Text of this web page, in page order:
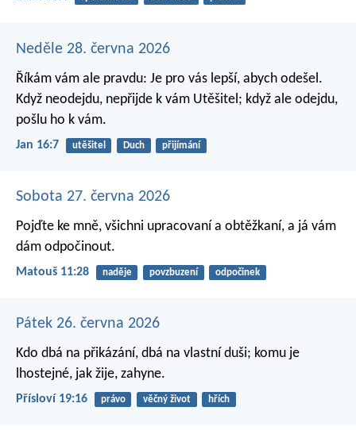
Neděle 28. června 2026
Říkám vám ale pravdu: Je pro vás lepší, abych odešel.
Když neodejdu, nepřijde k vám Utěšitel; když ale odejdu,
pošlu ho k vám.
Jan 16:7 utěšitel Duch přijímání
Sobota 27. června 2026
Pojďte ke mně, všichni upracovaní a obtěžkaní, a já vám
dám odpočinout.
Matouš 11:28 naděje povzbuzení odpočinek
Pátek 26. června 2026
Kdo dbá na přikázání, dbá na vlastní duši; komu je
lhostejné, jak žije, zahyne.
Přísloví 19:16 právo věčný život hřích